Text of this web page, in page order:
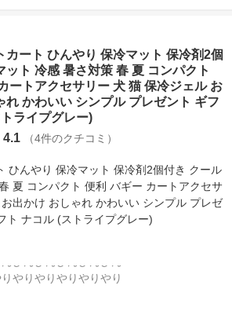
カート ひんやり 保冷マット 保冷剤2個
ット 冷感 暑さ対策 春 夏 コンパクト
ートアクセサリー 犬 猫 保冷ジェル お
れ かわいい シンプル プレゼント ギフ
トライプグレー)
4.1 （4件のクチコミ）